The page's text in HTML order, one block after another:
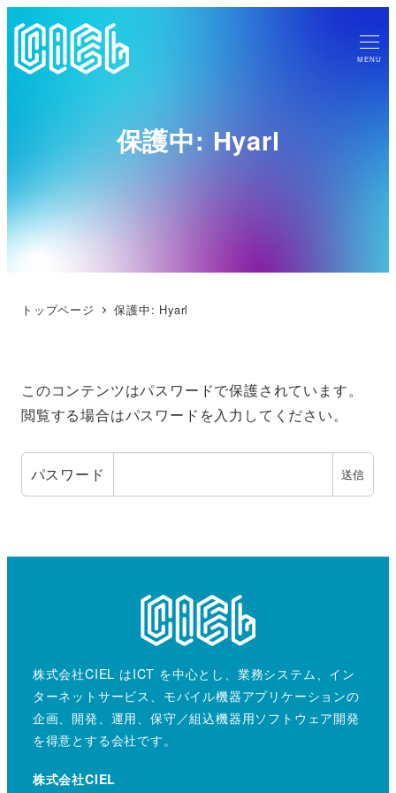
MENU
保護中: Hyarl
トップページ 保護中: Hyarl
このコンテンツはパスワードで保護されています。
閲覧する場合はパスワードを入力してください。
パスワード
株式会社CIEL はICT を中心とし、業務システム、イン
ターネットサービス、モバイル機器アプリケーションの
企画、開発、運用、保守／組込機器用ソフトウェア開発
を得意とする会社です。
株式会社CIEL